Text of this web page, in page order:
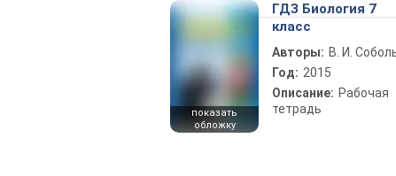
показать
обложку
ГДЗ Биология 7
класс
Авторы: В. И.
Год: 2015
Описание: Рабочая
тетрадь